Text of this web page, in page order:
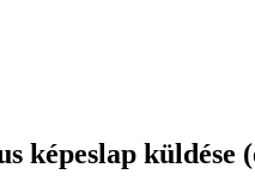
képeslap küldése